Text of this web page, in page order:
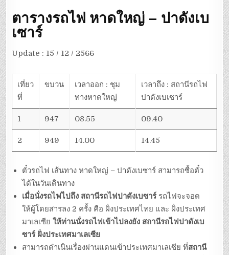
ตารางรถไฟ หาดใหญ่ – ปาดังเบ
เซาร์
Update : 15 / 12 / 2566
เที่ยว
ที่
ขบวน
เวลาออก : ชุม
ทางหาดใหญ่
เวลาถึง : สถานีรถไฟ
ปาดังเบเซาร์
1 947 08.55 09.40
2 949 14.00 14.45
ตั๋วรถไฟ เส้นทาง หาดใหญ่ – ปาดังเบซาร์ สามารถซื้อตั๋ว
ได้ในวันเดินทาง
เมื่อนั่งรถไฟไปถึง สถานีรถไฟปาดังเบซาร์ รถไฟจะจอด
ให้ผู้โดยสารลง 2 ครั้ง คือ ฝั่งประเทศไทย และ ฝั่งประเทศ
มาเลเซียให้ท่านนั่งรถไฟเข้าไปลงยัง สถานีรถไฟปาดังเบ
ซาร์ ฝั่งประเทศมาเลเซีย
สามารถดำเนินเรื่องผ่านแดนเข้าประเทศมาเลเซีย ที่สถานี